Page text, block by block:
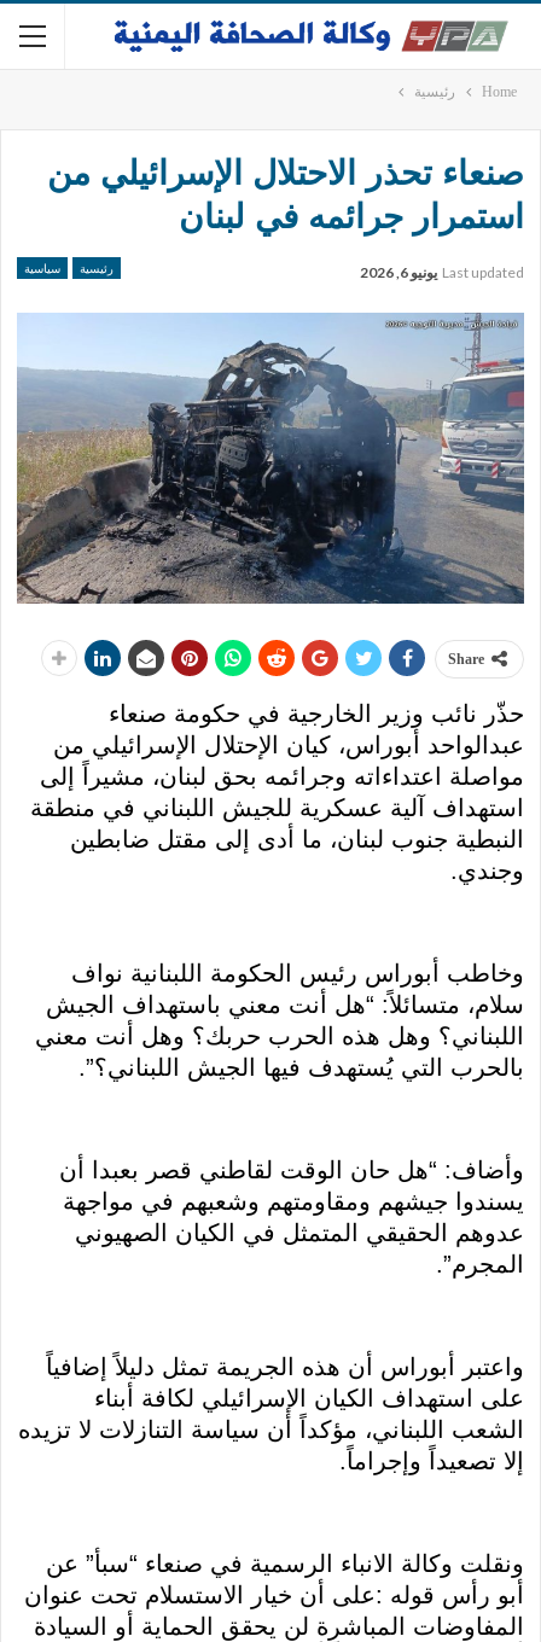
Home رئيسية
صنعاء تحذر الاحتلال الإسرائيلي من
استمرار جرائمه في لبنان
رئيسية سياسية Last updated يونيو 6, 2026
Share
حذّر نائب وزير الخارجية في حكومة صنعاء
عبدالواحد أبوراس، كيان الإحتلال الإسرائيلي من
مواصلة اعتداءاته وجرائمه بحق لبنان، مشيراً إلى
استهداف آلية عسكرية للجيش اللبناني في منطقة
النبطية جنوب لبنان، ما أدى إلى مقتل ضابطين
وجندي.
وخاطب أبوراس رئيس الحكومة اللبنانية نواف
سلام، متسائلاً: “هل أنت معني باستهداف الجيش
اللبناني؟ وهل هذه الحرب حربك؟ وهل أنت معني
بالحرب التي يُستهدف فيها الجيش اللبناني؟”.
وأضاف: “هل حان الوقت لقاطني قصر بعبدا أن
يسندوا جيشهم ومقاومتهم وشعبهم في مواجهة
عدوهم الحقيقي المتمثل في الكيان الصهيوني
المجرم”.
واعتبر أبوراس أن هذه الجريمة تمثل دليلاً إضافياً
على استهداف الكيان الإسرائيلي لكافة أبناء
الشعب اللبناني، مؤكداً أن سياسة التنازلات لا تزيده
إلا تصعيداً وإجراماً.
ونقلت وكالة الانباء الرسمية في صنعاء “سبأ” عن
أبو رأس قوله :على أن خيار الاستسلام تحت عنوان
المفاوضات المباشرة لن يحقق الحماية أو السيادة